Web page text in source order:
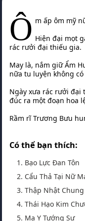
Ô m ấp ôm mỹ
Hiện đại mọt
rác rưởi đại thiếu gia.
May là, nắm giữ Ẩm
nữa tu luyện không
Ngày xưa rác rưởi
đúc ra một đoạn hoa
Rầm rĩ Trương Bưu
Có thể bạn thích:
1. Bạo Lực Đan Tôn
2. Cẩu Thả Tại Nữ
3. Thập Nhật Chung
4. Thái Hạo Kim
5. Ma Y Tướng Sư